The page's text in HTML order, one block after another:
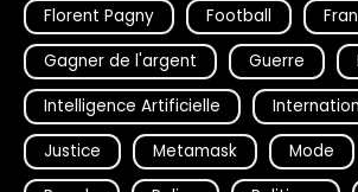
Florent Pagny
Football
Gagner de l'argent
Guerre
Intelligence Artificielle
Justice
Metamask Mode